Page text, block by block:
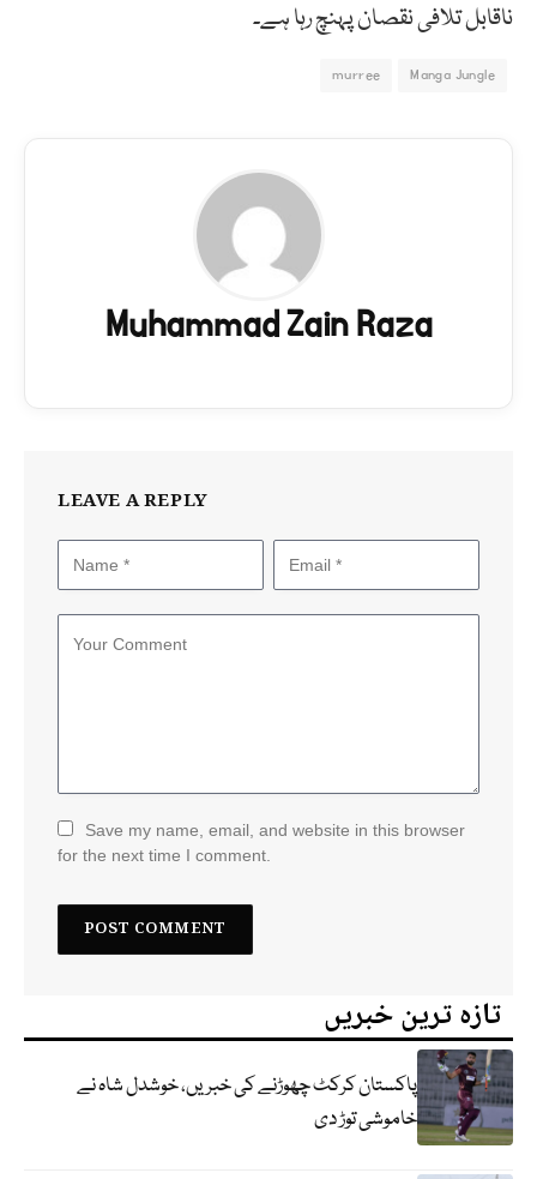
ناقابل تلافی نقصان پہنچ رہا ہے۔
Manga Jungle
murree
Muhammad Zain Raza
LEAVE A REPLY
Save my name, email, and website in this browser
for the next time I comment.
تازہ ترین خبریں
پاکستان کرکٹ چھوڑنے کی خبریں، خوشدل شاہ نے
خاموشی توڑ دی